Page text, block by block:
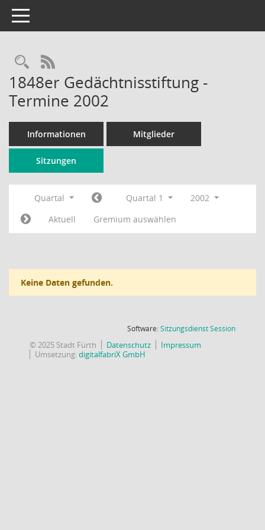
Toggle navigation
Rechercheauswahl
RSS-Feed
1848er Gedächtnisstiftung -
Termine 2002
Informationen Mitglieder
Sitzungen
Quartal Quartal 1
2002
Aktuell
Gremium auswählen
Keine Daten gefunden.
Software:SitzungsdienstSession(Wird in
© 2025 Stadt Fürth Datenschutz
Impressum
Umsetzung:digitalfabriX GmbH